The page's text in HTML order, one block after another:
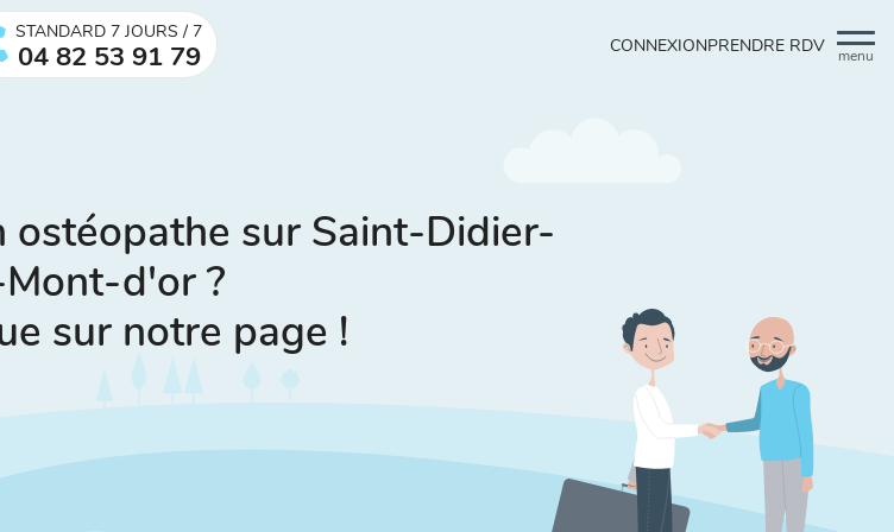
menu
STANDARD 7 JOURS / 7
04 82 53 91 79 CONNEXIONPRENDRE RDV
ostéopathe sur Saint-Didier-
d'or ?
sur notre page !